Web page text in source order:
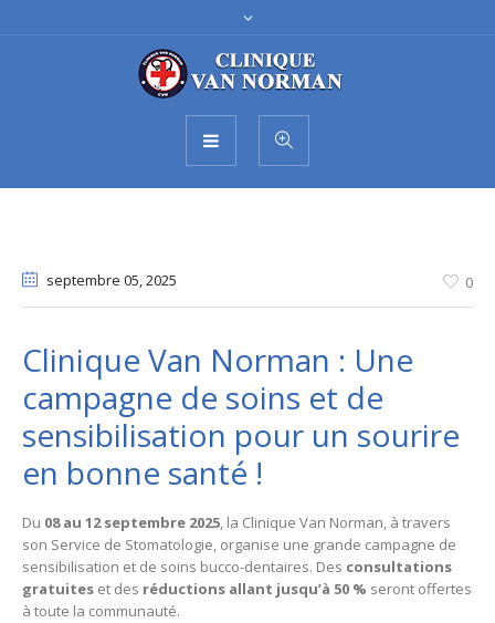
septembre 05, 2025 0
Clinique Van Norman : Une
campagne de soins et de
sensibilisation pour un sourire
en bonne santé !
Du 08 au 12 septembre 2025, la Clinique Van Norman, à travers
son Service de Stomatologie, organise une grande campagne de
sensibilisation et de soins bucco-dentaires. Des consultations
gratuites et des réductions allant jusqu’à 50 % seront offertes
à toute la communauté.